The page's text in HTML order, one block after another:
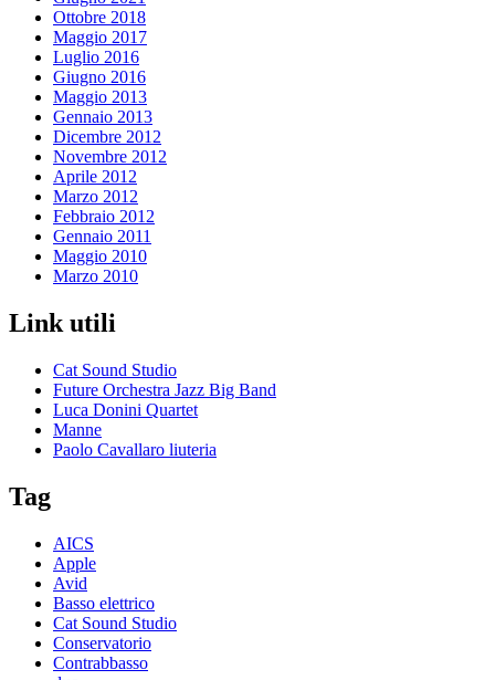
Ottobre 2018
Maggio 2017
Luglio 2016
Giugno 2016
Maggio 2013
Gennaio 2013
Dicembre 2012
Novembre 2012
Aprile 2012
Marzo 2012
Febbraio 2012
Gennaio 2011
Maggio 2010
Marzo 2010
Link utili
Cat Sound Studio
Future Orchestra Jazz Big Band
Luca Donini Quartet
Manne
Paolo Cavallaro liuteria
Tag
AICS
Apple
Avid
Basso elettrico
Cat Sound Studio
Conservatorio
Contrabbasso